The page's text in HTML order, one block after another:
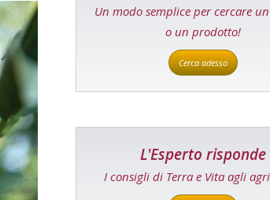
Un modo semplice per cercare
o un prodotto!
Cerca adesso
L'Esperto risponde
I consigli di Terra e Vita agli